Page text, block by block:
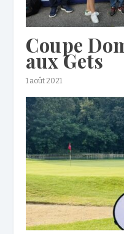
Coupe
aux Gets
1 août 2021